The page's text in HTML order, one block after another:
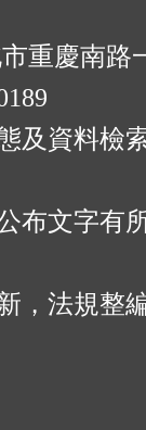
重慶南路
及資料檢
布文字有
，法規整